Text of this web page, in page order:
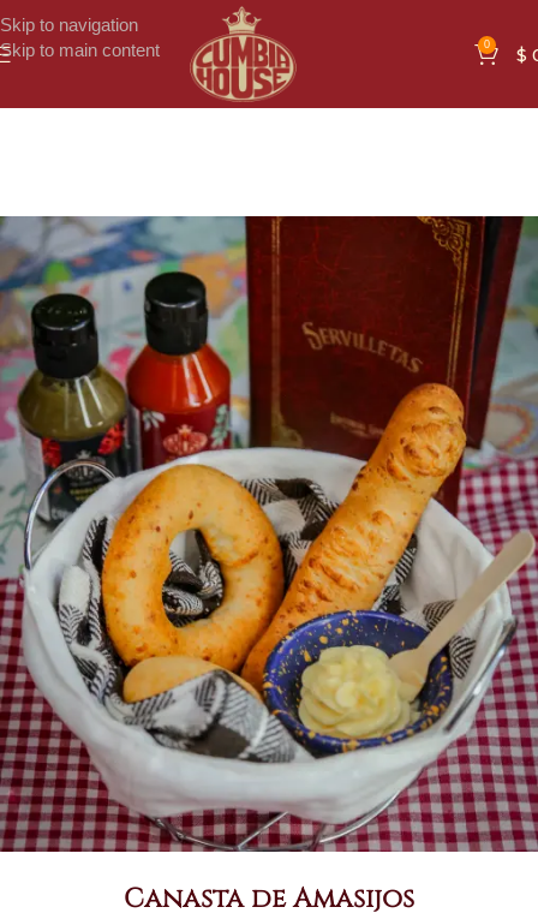
Skip to navigation
Skip to main content
0 $
Canasta de Amasijos